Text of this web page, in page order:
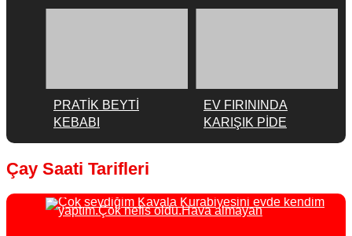
PRATİK BEYTİ
KEBABI
EV FIRININDA
KARIŞIK PİDE
Çay Saati Tarifleri